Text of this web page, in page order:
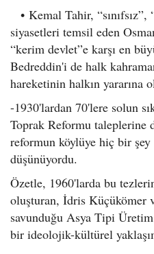
•Kemal Tahir,
siyasetleri temsil eden
“kerim devlet”e karşı en
Bedreddin'i de halk
hareketinin halkın yararına
-1930'lardan 70'lere solun
Toprak Reformu taleplerine
reformun köylüye hiç bir şey
düşünüyordu.
Özetle, 1960'larda bu
oluşturan, İdris Küçükömer
savunduğu Asya Tipi
bir ideolojik-kültürel